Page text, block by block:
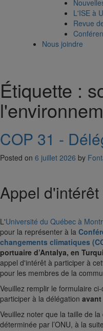
L'ISE à
Revue
Nous joindre
Étiquette :
COP 31 -
Posted on 6 juillet 2026 by
Appel d'intérêt
L'Université du Québec à
pour la représenter à la
changements climatiques
portuaire d’Antalya, en
appel d'intérêt à participer à
pour les membres de la
Veuillez remplir le formulaire
participer à la délégation avant
Veuillez noter que la taille de
déterminée par l’ONU, à la